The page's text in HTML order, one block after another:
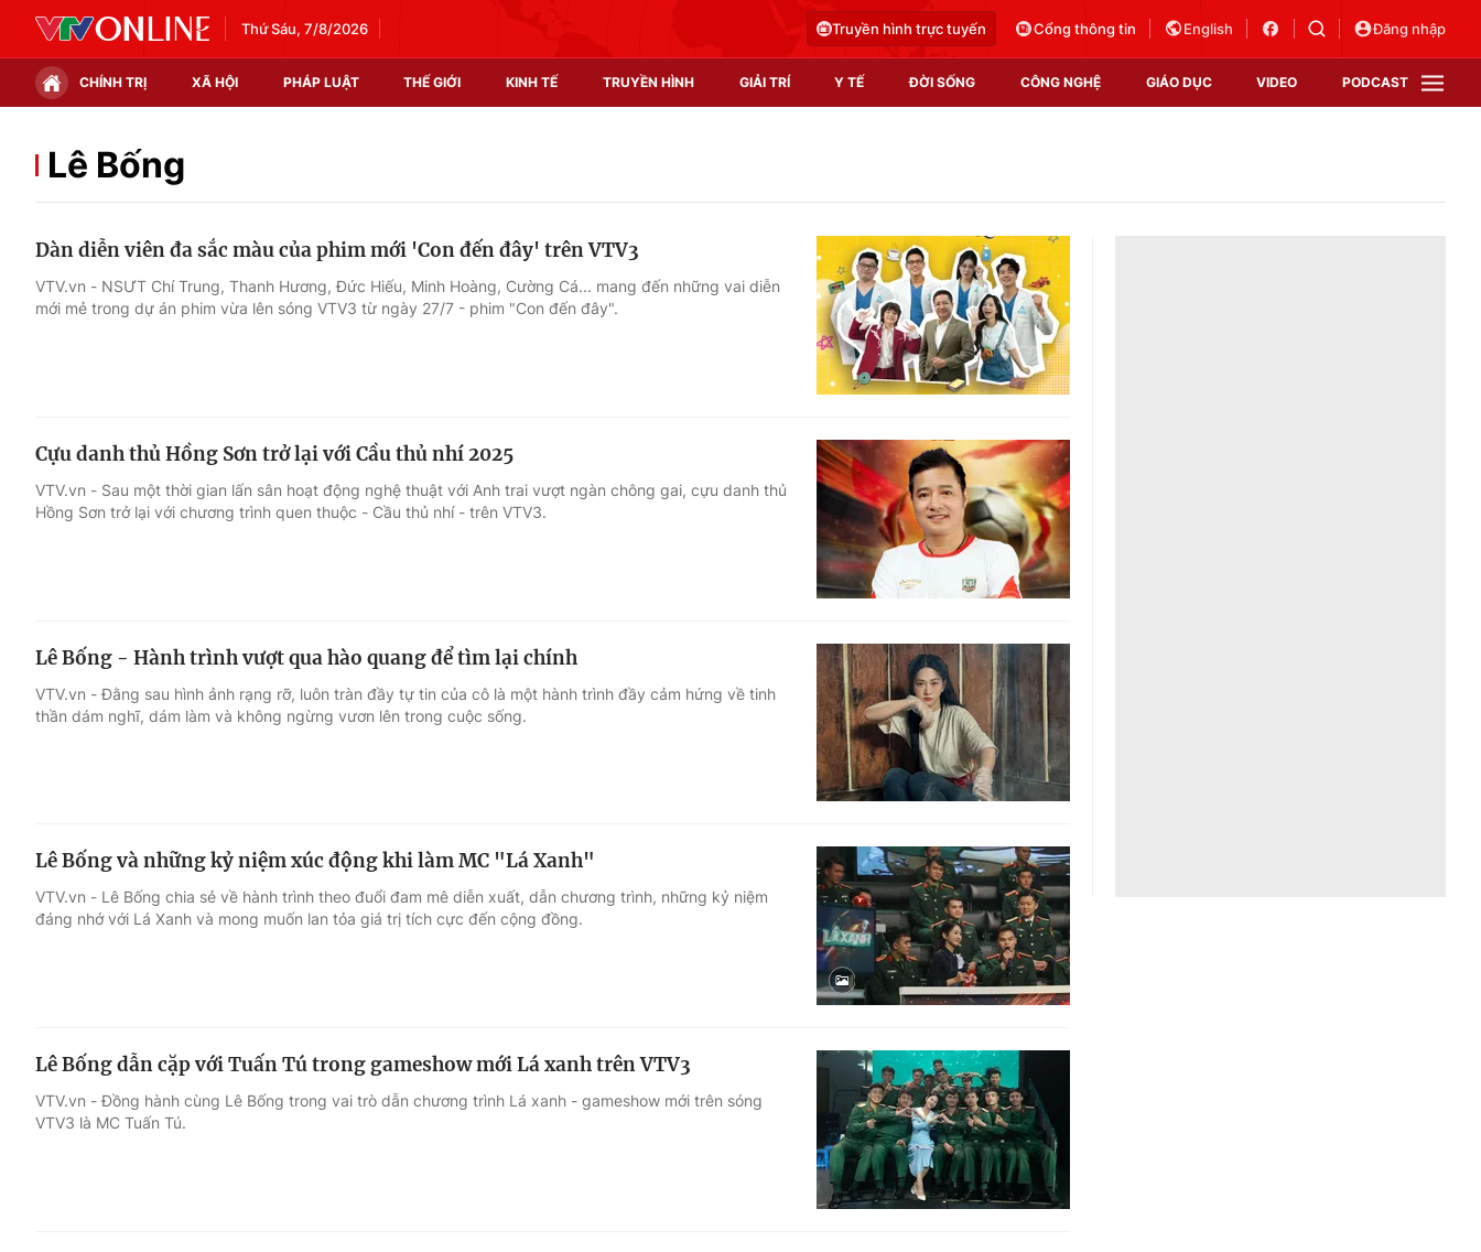
Thứ Sáu, 7/8/2026 Truyền hình trực tuyến Cổng thông tin English Đăng nhập
CHÍNH TRỊ XÃ HỘI PHÁP LUẬT THẾ GIỚI KINH TẾ TRUYỀN HÌNH GIẢI TRÍ Y TẾ ĐỜI SỐNG CÔNG NGHỆ GIÁO DỤC VIDEO PODCAST
Chính trị
Thế giới đó đây
Thị trường
Hậu trường
Video
Shorts video
Podcast
EMagazine
Photo
Infographic
Góc ảnh
Điện ảnh
Âm nhạc
Sao
Du lịch
Làm đẹp
Chất lượng cuộc sống
Học trực tuyến
Công nghệ
Hitech Công nghệ tương lai
Sản phẩm
Thị trường
Tư vấn
VTV Sức khoẻ
Lê Bống
Dàn diễn viên đa sắc màu của phim mới 'Con đến đây' trên VTV3
VTV.vn - NSƯT Chí Trung, Thanh Hương, Đức Hiếu, Minh Hoàng, Cường Cá... mang đến những vai diễn
mới mẻ trong dự án phim vừa lên sóng VTV3 từ ngày 27/7 - phim "Con đến đây".
Cựu danh thủ Hồng Sơn trở lại với Cầu thủ nhí 2025
VTV.vn - Sau một thời gian lấn sân hoạt động nghệ thuật với Anh trai vượt ngàn chông gai, cựu danh thủ
Hồng Sơn trở lại với chương trình quen thuộc - Cầu thủ nhí - trên VTV3.
Lê Bống - Hành trình vượt qua hào quang để tìm lại chính
VTV.vn - Đằng sau hình ảnh rạng rỡ, luôn tràn đầy tự tin của cô là một hành trình đầy cảm hứng về tinh
thần dám nghĩ, dám làm và không ngừng vươn lên trong cuộc sống.
Lê Bống và những kỷ niệm xúc động khi làm MC "Lá Xanh"
VTV.vn - Lê Bống chia sẻ về hành trình theo đuổi đam mê diễn xuất, dẫn chương trình, những kỷ niệm
đáng nhớ với Lá Xanh và mong muốn lan tỏa giá trị tích cực đến cộng đồng.
Lê Bống dẫn cặp với Tuấn Tú trong gameshow mới Lá xanh trên VTV3
VTV.vn - Đồng hành cùng Lê Bống trong vai trò dẫn chương trình Lá xanh - gameshow mới trên sóng
VTV3 là MC Tuấn Tú.